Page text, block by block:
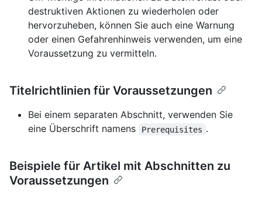
destruktiven Aktionen zu wiederholen oder
hervorzuheben, können Sie auch eine Warnung
oder einen Gefahrenhinweis verwenden, um eine
Voraussetzung zu vermitteln.
Titelrichtlinien für Voraussetzungen
Bei einem separaten Abschnitt, verwenden Sie
eine Überschrift namens
Prerequisites .
Beispiele für Artikel mit Abschnitten zu
Voraussetzungen